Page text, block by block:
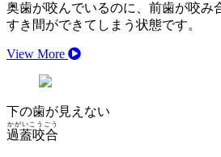
奥歯が咬んでいるのに、前歯が咬み
すき間ができてしまう状態です。
View More
下の歯が見えない
過蓋咬合
かがいこうごう